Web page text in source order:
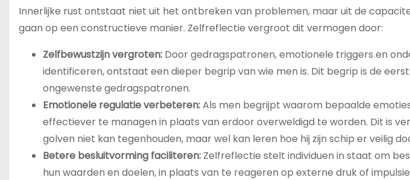
Innerlijke rust ontstaat niet uit het ontbreken van problemen, maar uit de
gaan op een constructieve manier. Zelfreflectie vergroot dit vermogen door:
Zelfbewustzijn vergroten: Door gedragspatronen, emotionele triggers en
identificeren, ontstaat een dieper begrip van wie men is. Dit begrip is de
ongewenste gedragspatronen.
Emotionele regulatie verbeteren:Als men begrijpt waarom bepaalde
effectiever te managen in plaats van erdoor overweldigd te worden. Dit is
golven niet kan tegenhouden, maar wel kan leren hoe hij zijn schip er veilig
Betere besluitvorming faciliteren: Zelfreflectie stelt individuen in staat om
hun waarden en doelen, in plaats van te reageren op externe druk of